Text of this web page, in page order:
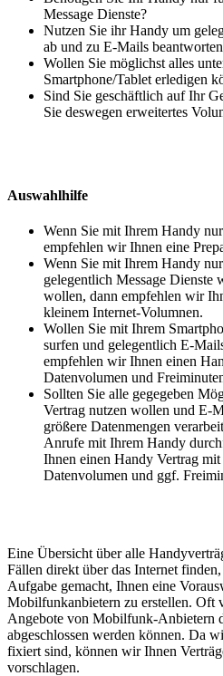
Message Dienste?
Nutzen Sie ihr Handy um
ab und zu E-Mails
Wollen Sie möglichst alles
Smartphone/Tablet erledigen
Sind Sie geschäftlich auf Ihr
Sie deswegen erweitertes
Auswahlhilfe
Wenn Sie mit Ihrem Handy
empfehlen wir Ihnen eine
Wenn Sie mit Ihrem Handy
gelegentlich Message Dienste
wollen, dann empfehlen wir
kleinem Internet-Volumnen.
Wollen Sie mit Ihrem
surfen und gelegentlich E-
empfehlen wir Ihnen einen
Datenvolumen und
Sollten Sie alle gegegeben
Vertrag nutzen wollen und E-
größere Datenmengen
Anrufe mit Ihrem Handy
Ihnen einen Handy Vertrag
Datenvolumen und ggf.
Eine Übersicht über alle
Fällen direkt über das Internet
Aufgabe gemacht, Ihnen eine
Mobilfunkanbietern zu erstellen. Oft
Angebote von Mobilfunk-Anbietern
abgeschlossen werden können. Da
fixiert sind, können wir Ihnen
vorschlagen.